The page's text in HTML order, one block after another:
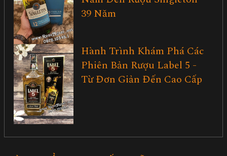
39 Năm
Hành Trình Khám Phá Các
Phiên Bản Rượu Label 5 -
Từ Đơn Giản Đến Cao Cấp